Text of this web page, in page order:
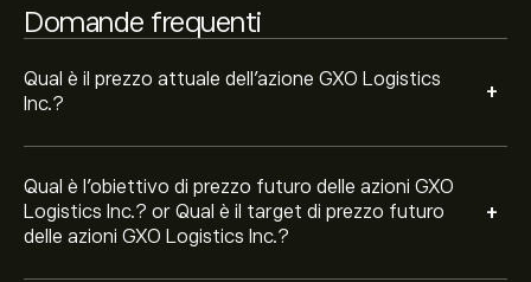
Domande frequenti
Qual è il prezzo attuale dell'azione GXO Logistics
Inc.?
+
Qual è l'obiettivo di prezzo futuro delle azioni GXO
Logistics Inc.? or Qual è il target di prezzo futuro
delle azioni GXO Logistics Inc.?
+
negli ultimi 3 mesi, il consenso generale è Acquisto
forte.